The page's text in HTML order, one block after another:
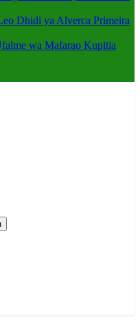
Dhidi ya Alverca Primeira
wa Mafarao Kupitia